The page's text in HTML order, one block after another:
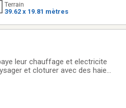
Terrain
39.62 x 19.81 mètres
leur chauffage et electricite
et cloturer avec des haie